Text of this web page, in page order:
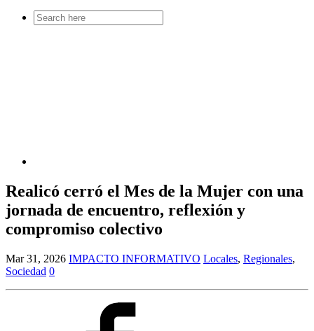
Search
for:
Realicó cerró el Mes de la Mujer con una
jornada de encuentro, reflexión y
compromiso colectivo
Mar 31, 2026 IMPACTO INFORMATIVO Locales, Regionales,
Sociedad 0